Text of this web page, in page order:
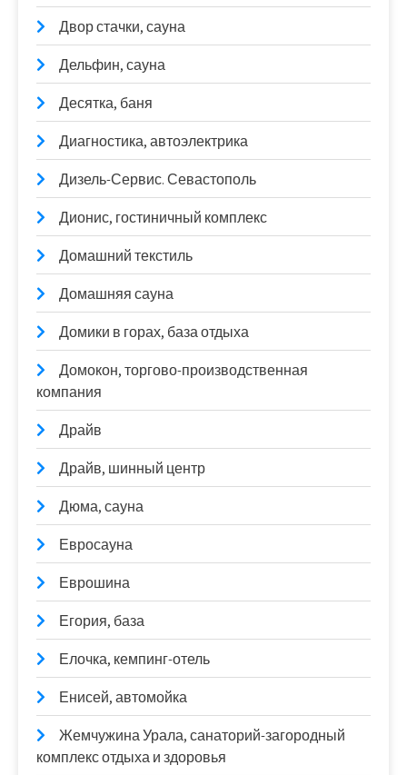
Двор стачки, сауна
Дельфин, сауна
Десятка, баня
Диагностика, автоэлектрика
Дизель-Сервис. Севастополь
Дионис, гостиничный комплекс
Домашний текстиль
Домашняя сауна
Домики в горах, база отдыха
Домокон, торгово-производственная
компания
Драйв
Драйв, шинный центр
Дюма, сауна
Евросауна
Еврошина
Егория, база
Елочка, кемпинг-отель
Енисей, автомойка
Жемчужина Урала, санаторий-загородный
комплекс отдыха и здоровья